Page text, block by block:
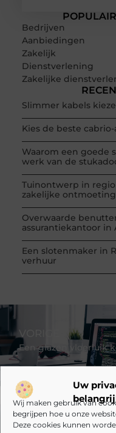
Uw
Wij maken gebruik van
begrijpen hoe u onze
Deze cookies kunnen
Bedrijven
Aanbiedingen
Zakelijk
Dienstverlening
Zakelijke
Slimmer kabels
Kies de beste
Waarom een goede
werk van de
Tuinontwerp in
zakelijke
Overwaarde
assurantiekantoor in
Een slotenmaker in
verhuur